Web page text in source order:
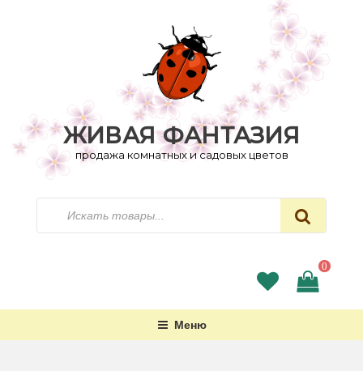
ЖИВАЯ ФАНТАЗИЯ
продажа комнатных и садовых цветов
0
Меню